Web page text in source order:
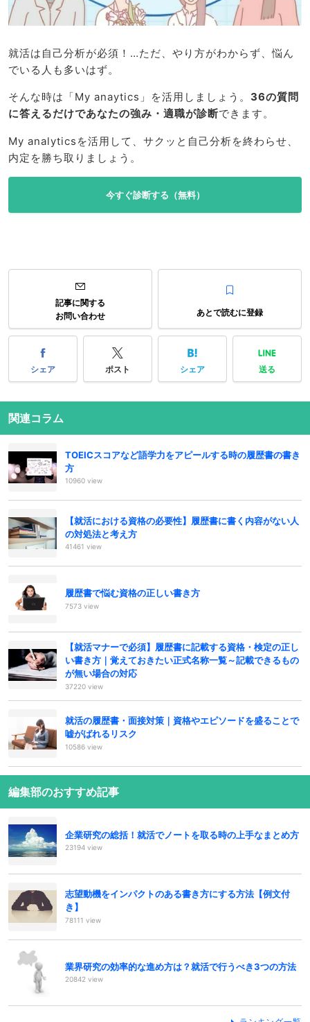
就活は自己分析が必須！…ただ、やり方がわからず、悩ん
でいる人も多いはず。
そんな時は「My anaytics」を活用しましょう。 36の質問
に答えるだけであなたの強み・適職が診断できます。
My analyticsを活用して、サクッと自己分析を終わらせ、
内定を勝ち取りましょう。
今すぐ診断する（無料）
記事に関する
お問い合わせ
あとで読むに登録
シェア ポスト シェア 送る
関連コラム
TOEICスコアなど語学力をアピールする時の履歴書の書き
方
10960 view
【就活における資格の必要性】履歴書に書く内容がない人
の対処法と考え方
41461 view
履歴書で悩む資格の正しい書き方
7573 view
【就活マナーで必須】履歴書に記載する資格・検定の正し
い書き方｜覚えておきたい正式名称一覧～記載できるもの
が無い場合の対応
37220 view
就活の履歴書・面接対策｜資格やエピソードを盛ることで
嘘がばれるリスク
10586 view
編集部のおすすめ記事
企業研究の総括！就活でノートを取る時の上手なまとめ方
23194 view
志望動機をインパクトのある書き方にする方法【例文付
き】
78111 view
業界研究の効率的な進め方は？就活で行うべき3つの方法
20842 view